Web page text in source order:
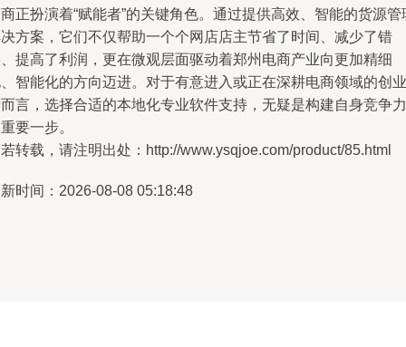
正扮演着“赋能者”的关键角色。通过提供高效、智能的货源管
方案，它们不仅帮助一个个网店店主节省了时间、减少了错
提高了利润，更在微观层面驱动着郑州电商产业向更加精细
智能化的方向迈进。对于有意进入或正在深耕电商领域的创业
言，选择合适的本地化专业软件支持，无疑是构建自身竞争力
要一步。
转载，请注明出处：http://www.ysqjoe.com/product/85.html
时间：2026-08-08 05:18:48